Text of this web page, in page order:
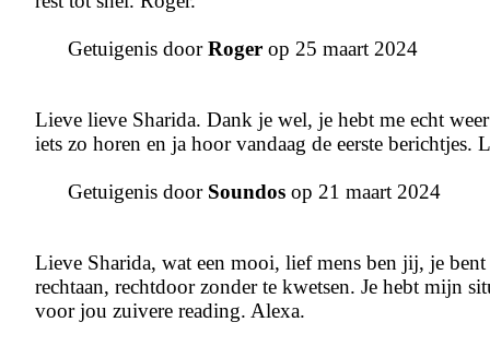
Getuigenis doorRoger op 25 maart 2024
Lieve lieve Sharida. Dank je wel, je hebt me echt
iets zo horen en ja hoor vandaag de eerste berichtjes.
Getuigenis door Soundos op 21 maart 2024
Lieve Sharida, wat een mooi, lief mens ben jij, je
rechtaan, rechtdoor zonder te kwetsen. Je hebt mijn
voor jou zuivere reading. Alexa.